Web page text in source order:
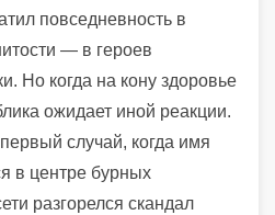
повседневность в
— в героев
Но когда на кону здоровье
ожидает иной реакции.
случай, когда имя
в центре бурных
разгорелся скандал